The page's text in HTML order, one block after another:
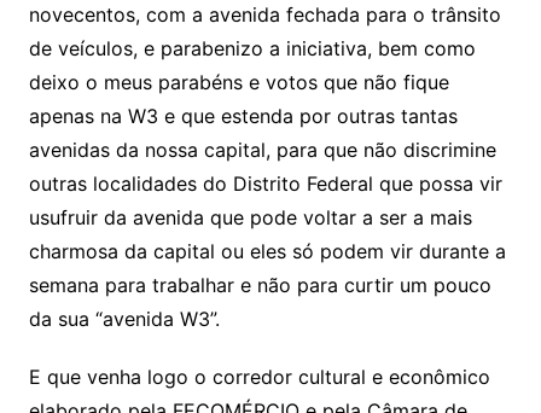
novecentos, com a avenida fechada para o trânsito
de veículos, e parabenizo a iniciativa, bem como
deixo o meus parabéns e votos que não fique
apenas na W3 e que estenda por outras tantas
avenidas da nossa capital, para que não discrimine
outras localidades do Distrito Federal que possa vir
usufruir da avenida que pode voltar a ser a mais
charmosa da capital ou eles só podem vir durante a
semana para trabalhar e não para curtir um pouco
da sua “avenida W3”.
E que venha logo o corredor cultural e econômico